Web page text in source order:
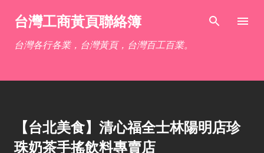
跳到主要內容
台灣工商黃頁聯絡簿
台灣各行各業，台灣黃頁，台灣百工百業。
【台北美食】清心福全士林陽明店珍
珠奶茶手搖飲料專賣店